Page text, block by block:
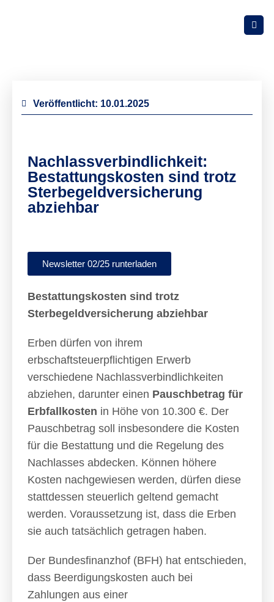
Veröffentlicht: 10.01.2025
Nachlassverbindlichkeit:
Bestattungskosten sind trotz
Sterbegeldversicherung
abziehbar
Newsletter 02/25 runterladen
Bestattungskosten sind trotz
Sterbegeldversicherung abziehbar
Erben dürfen von ihrem
erbschaftsteuerpflichtigen Erwerb
verschiedene Nachlassverbindlichkeiten
abziehen, darunter einen Pauschbetrag für
Erbfallkosten in Höhe von 10.300 €. Der
Pauschbetrag soll insbesondere die Kosten
für die Bestattung und die Regelung des
Nachlasses abdecken. Können höhere
Kosten nachgewiesen werden, dürfen diese
stattdessen steuerlich geltend gemacht
werden. Voraussetzung ist, dass die Erben
sie auch tatsächlich getragen haben.
Der Bundesfinanzhof (BFH) hat entschieden,
dass Beerdigungskosten auch bei
Zahlungen aus einer